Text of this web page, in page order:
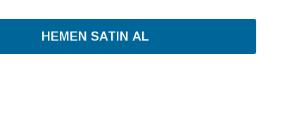
HEMEN SATIN AL